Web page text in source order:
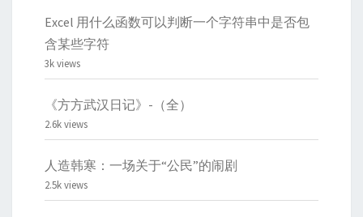
Excel 用什么函数可以判断一个字符串中是否包
含某些字符
3k views
《方方武汉日记》-（全）
2.6k views
人造韩寒：一场关于“公民”的闹剧
2.5k views